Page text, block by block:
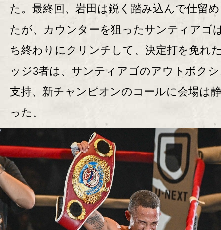
た。最終回、岩田は鋭く踏み込んで仕留
たが、カウンターを狙ったサンティアゴ
ち終わりにクリンチして、決定打を免れ
ッジ3者は、サンティアゴのアウトボク
支持、新チャンピオンのコールに会場は
った。